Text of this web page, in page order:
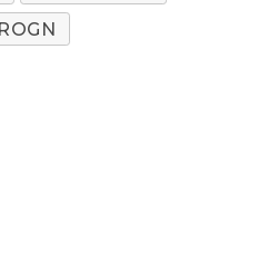
ROGN